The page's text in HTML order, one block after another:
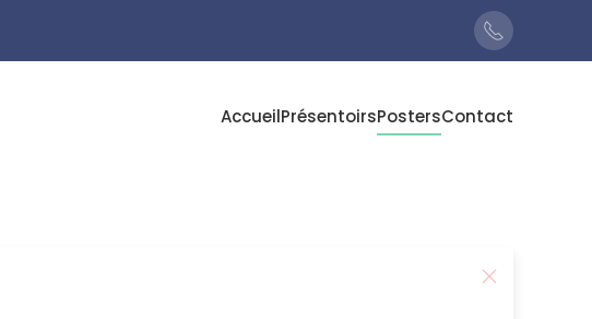
AccueilPrésentoirsPostersContact